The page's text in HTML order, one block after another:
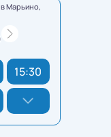
Марьино,
15:30